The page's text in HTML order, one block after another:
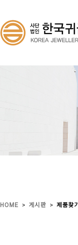
HOME > 게시판 > 제품찾기